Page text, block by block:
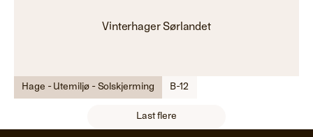
Vinterhager Sørlandet
Hage - Utemiljø - Solskjerming B-12
Last flere